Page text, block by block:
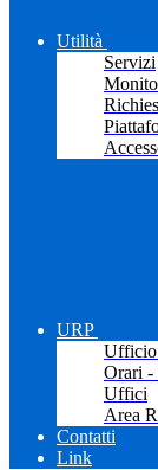
Utilità
Servizi
URP
Ufficio
Orari -
Uffici
Area
Contatti
Link